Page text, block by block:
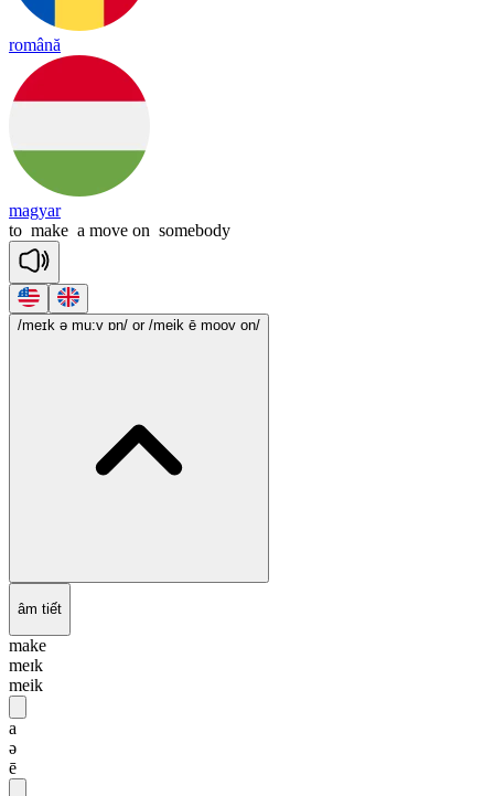
română
magyar
to make a move on somebody
/meɪk ə mu:v ɒn/ or /meik ē moov on/
âm tiết
make
meɪk
meik
a
ə
ē